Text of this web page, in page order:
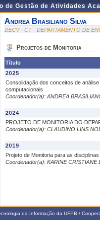
de Gestão de Atividades
Andrea Brasiliano Silva
DECV - CT - DEPARTAMENTO DE
Projetos de Monitoria
Título
2025
Consolidação dos conceitos de
computacionais
Coordenador(a): ANDREA
2024
PROJETO DE MONITORIA DO
Coordenador(a): CLAUDINO LINS
2019
Projeto de Monitoria para as
Coordenador(a): KARINE CRISTIANE
da Informação da UFPB /